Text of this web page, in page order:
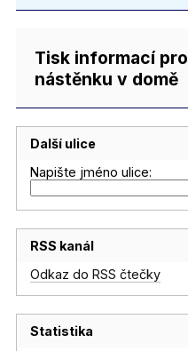
Tisk informací pro
nástěnku v domě
Další ulice
Napište jméno ulice:
RSS kanál
Odkaz do RSS čtečky
Statistika